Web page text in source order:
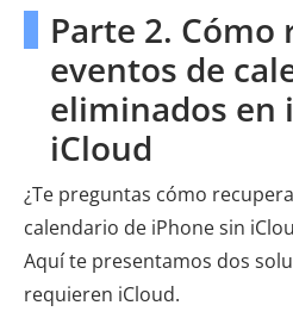
Parte 2. Cómo
eventos de
eliminados en
iCloud
¿Te preguntas cómo
calendario de iPhone sin
Aquí te presentamos dos
requieren iCloud.